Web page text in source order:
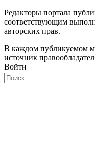
Редакторы портала
соответствующим
авторских прав.
В каждом публикуемом
источник
Войти